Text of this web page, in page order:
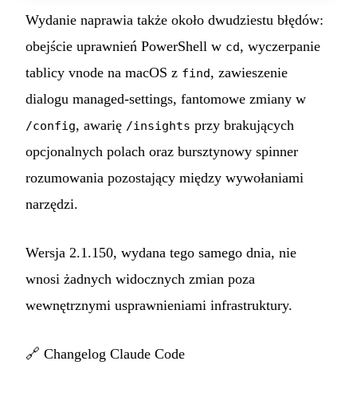
Wydanie naprawia także około dwudziestu błędów:
obejście uprawnień PowerShell w cd, wyczerpanie
tablicy vnode na macOS z find, zawieszenie
dialogu managed-settings, fantomowe zmiany w
/config, awarię /insights przy brakujących
opcjonalnych polach oraz bursztynowy spinner
rozumowania pozostający między wywołaniami
narzędzi.
Wersja 2.1.150, wydana tego samego dnia, nie
wnosi żadnych widocznych zmian poza
wewnętrznymi usprawnieniami infrastruktury.
🔗 Changelog Claude Code